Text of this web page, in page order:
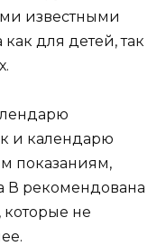
известными
для детей, так
и календарю
показаниям,
В рекомендована
которые не